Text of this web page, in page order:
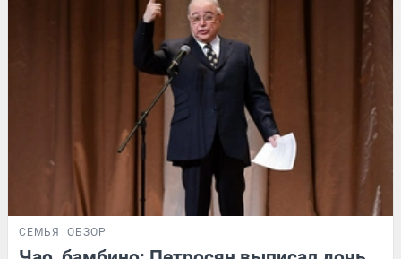
СЕМЬЯ ОБЗОР